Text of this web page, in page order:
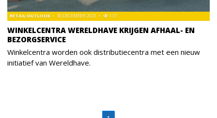
WINKELCENTRA WERELDHAVE KRIJGEN AFHAAL- EN
BEZORGSERVICE
RETAIL OUTLOOK 30 DECEMBER 2021 137
Winkelcentra worden ook distributiecentra met een nieuw
initiatief van Wereldhave.